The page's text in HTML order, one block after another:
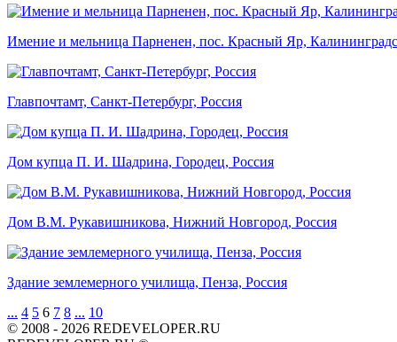
Имение и мельница Парненен, пос. Красный Яр,
Главпочтамт, Санкт-Петербург, Россия
Дом купца П. И. Шадрина, Городец, Россия
Дом В.М. Рукавишникова, Нижний Новгород, Россия
Здание землемерного училища, Пенза, Россия
... 4 5 6 7 8 ... 10
© 2008 - 2026 REDEVELOPER.RU